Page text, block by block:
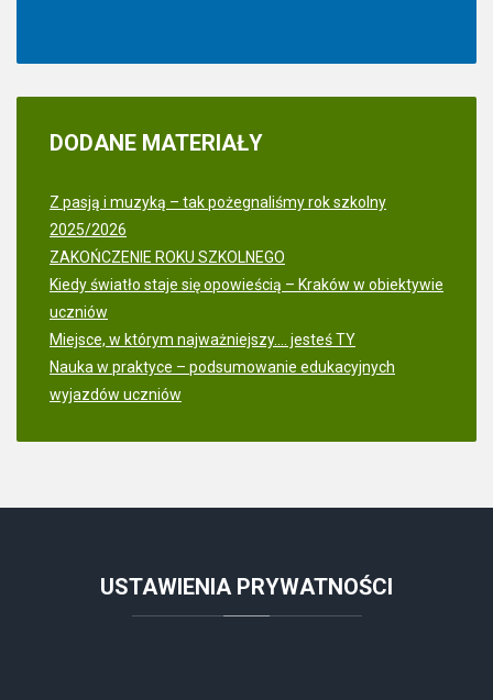
DODANE MATERIAŁY
Z pasją i muzyką – tak pożegnaliśmy rok szkolny
2025/2026
ZAKOŃCZENIE ROKU SZKOLNEGO
Kiedy światło staje się opowieścią – Kraków w obiektywie
uczniów
Miejsce, w którym najważniejszy.... jesteś TY
Nauka w praktyce – podsumowanie edukacyjnych
wyjazdów uczniów
USTAWIENIA PRYWATNOŚCI